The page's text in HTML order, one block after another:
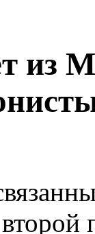
из